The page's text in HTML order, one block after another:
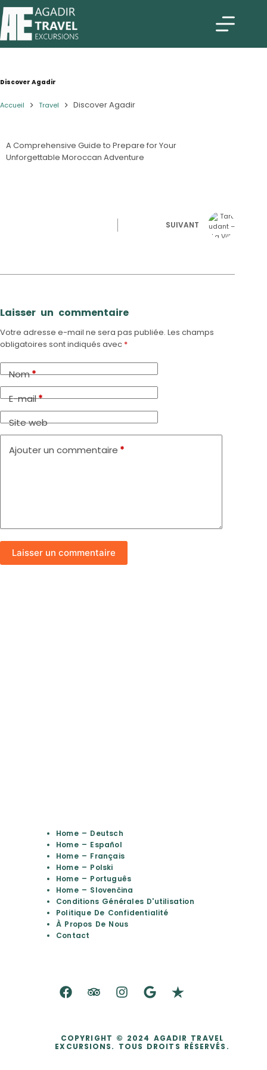
Discover Agadir
Accueil Travel Discover Agadir
A Comprehensive Guide to Prepare for Your
Unforgettable Moroccan Adventure
SUIVANT
Laisser un commentaire
Votre adresse e-mail ne sera pas publiée. Les champs
obligatoires sont indiqués avec *
Nom*
E-mail*
Site web
Ajouter un commentaire *
Laisser un commentaire
Home – Deutsch
Home – Español
Home – Français
Home – Polski
Home – Português
Home – Slovenčina
Conditions Générales D'utilisation
Politique De Confidentialité
À Propos De Nous
Contact
COPYRIGHT © 2024 AGADIR TRAVEL
EXCURSIONS. TOUS DROITS RÉSERVÉS.